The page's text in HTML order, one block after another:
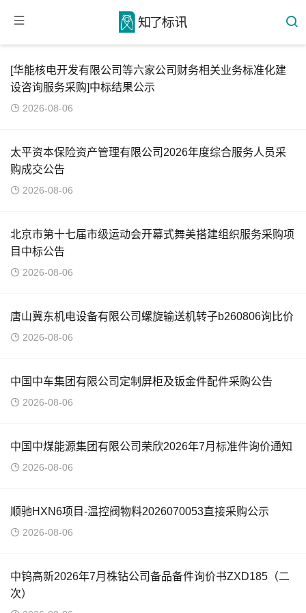
[华能核电开发有限公司等六家公司财务相关业务标准化建
设咨询服务采购]中标结果公示
2026-08-06
太平资本保险资产管理有限公司2026年度综合服务人员采
购成交公告
2026-08-06
北京市第十七届市级运动会开幕式舞美搭建组织服务采购项
目中标公告
2026-08-06
唐山冀东机电设备有限公司螺旋输送机转子b260806询比价
2026-08-06
中国中车集团有限公司定制屏柜及钣金件配件采购公告
2026-08-06
中国中煤能源集团有限公司荣欣2026年7月标准件询价通知
2026-08-06
顺驰HXN6项目-温控阀物料2026070053直接采购公示
2026-08-06
中钨高新2026年7月株钻公司备品备件询价书ZXD185（二
次）